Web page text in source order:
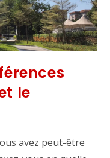
le
avez peut-être